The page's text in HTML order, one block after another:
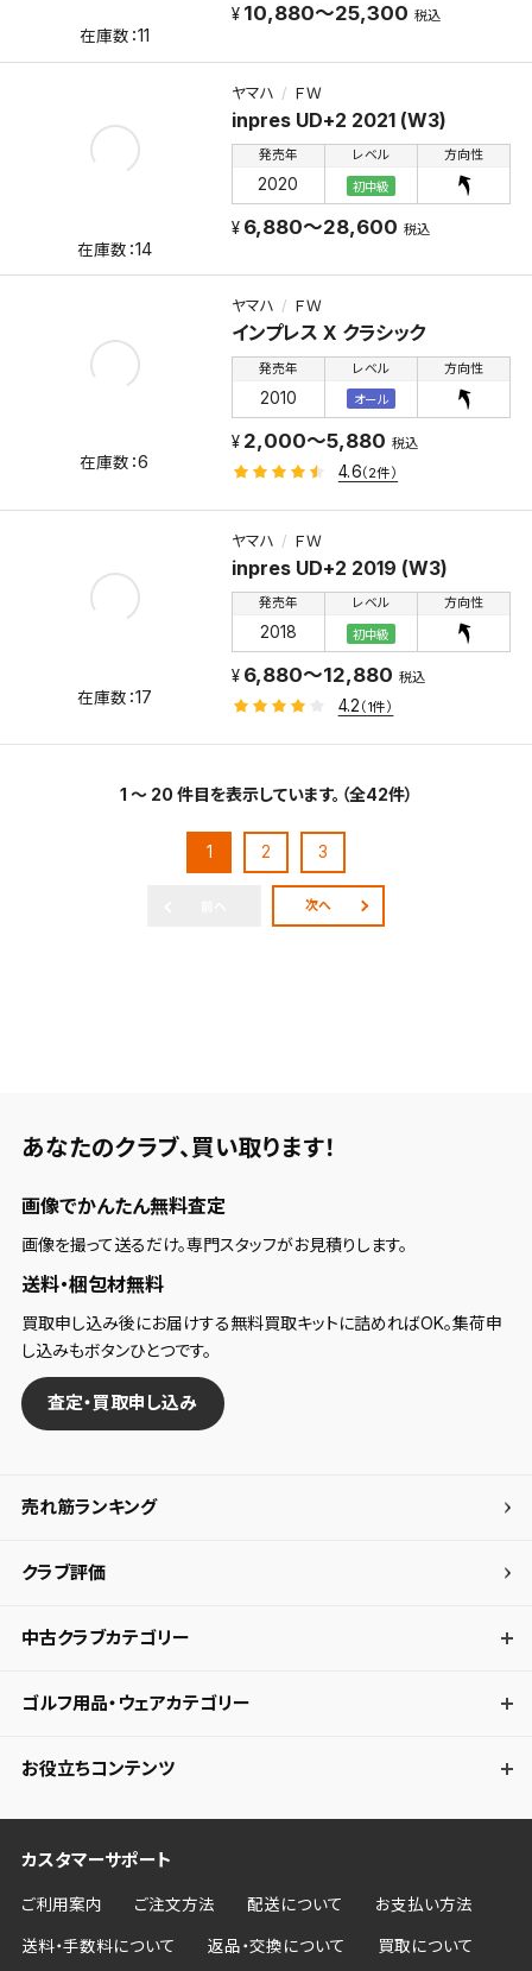
11
10,880～25,300 税込
ヤマハ ＦＷ
inpres UD+2 2021 (W3)
発売年
2020
レベル
初中級
方向性
14
6,880～28,600 税込
ヤマハ ＦＷ
インプレス X クラシック
発売年
2010
レベル
オール
方向性
6
2,000～5,880 税込
4.6（2件）
ヤマハ ＦＷ
inpres UD+2 2019 (W3)
発売年
2018
レベル
初中級
方向性
17
6,880～12,880 税込
4.2 （1件）
1 ～ 20 件目を表示しています。（全42件）
1 2 3
次へ
あなたのクラブ、 買い取ります！
画像でかんたん無料査定
画像を撮って送るだけ。専門スタッフがお見積りします。
送料・梱包材無料
買取申し込み後にお届けする無料買取キットに詰めればOK。集荷申
し込みもボタンひとつです。
査定・買取申し込み
売れ筋ランキング
クラブ評価
中古クラブカテゴリー
ゴルフ用品・ウェアカテゴリー
お役立ちコンテンツ
カスタマーサポート
ご利用案内 ご注文方法 配送について お支払い方法
送料・手数料について 返品・交換について 買取について